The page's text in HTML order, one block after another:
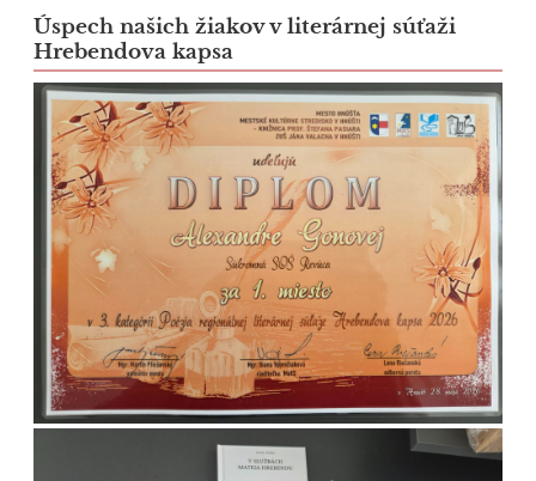
Úspech našich žiakov v literárnej súťaži
Hrebendova kapsa